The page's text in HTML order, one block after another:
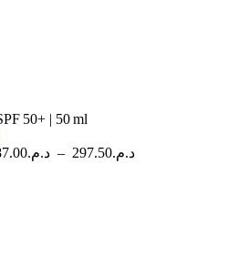
50+ | 50 ml
د.م. – د.م.297.50
Plage